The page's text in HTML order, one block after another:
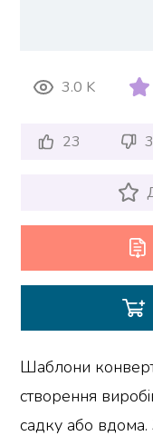
3.0 K
23 3
Шаблони
створення
садку або